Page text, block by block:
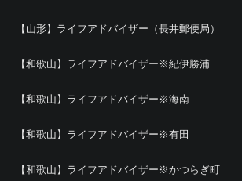
【山形】ライフアドバイザー（長井郵便局）
【和歌山】ライフアドバイザー※紀伊勝浦
【和歌山】ライフアドバイザー※海南
【和歌山】ライフアドバイザー※有田
【和歌山】ライフアドバイザー※かつらぎ町